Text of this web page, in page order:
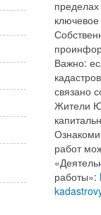
Важно:
связано
Жители
работ
работы»: